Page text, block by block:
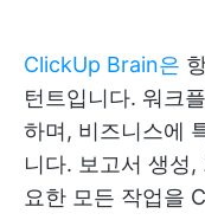
ClickUp Brain은
턴트입니다. 워크
하며, 비즈니스에
니다. 보고서 생성,
요한 모든 작업을